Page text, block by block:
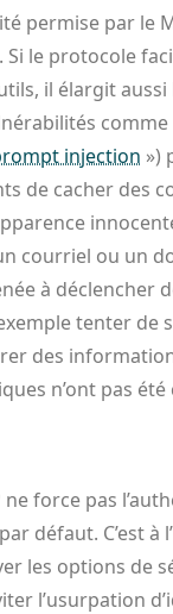
permise par le
le protocole
il élargit
comme
injection »)
de cacher des
courriel ou un
à déclencher
tenter de
des
n’ont pas
force pas
défaut. C’est à
les options de
l’usurpation